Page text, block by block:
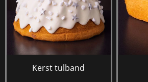
Kerst tulband